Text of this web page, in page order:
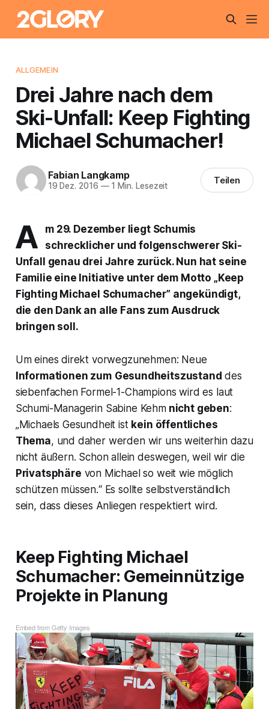
ALLGEMEIN
Drei Jahre nach dem
Ski-Unfall: Keep Fighting
Michael Schumacher!
Fabian Langkamp
19 Dez. 2016 —1 Min. Lesezeit Teilen
A
m 29. Dezember liegt Schumis
schrecklicher und folgenschwerer Ski-
Unfall genau drei Jahre zurück. Nun hat seine
Familie eine Initiative unter dem Motto „Keep
Fighting Michael Schumacher” angekündigt,
die den Dank an alle Fans zum Ausdruck
bringen soll.
Um eines direkt vorwegzunehmen: Neue
Informationen zum Gesundheitszustand des
siebenfachen Formel-1-Champions wird es laut
Schumi-Managerin Sabine Kehmnicht geben:
„Michaels Gesundheit ist kein öffentliches
Thema, und daher werden wir uns weiterhin dazu
nicht äußern. Schon allein deswegen, weil wir die
Privatsphäre von Michael so weit wie möglich
schützen müssen.“ Es sollte selbstverständlich
sein, dass dieses Anliegen respektiert wird.
Keep Fighting Michael
Schumacher: Gemeinnützige
Projekte in Planung
Embed from Getty Images